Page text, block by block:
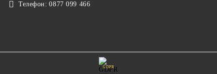
Телефон: 0877 099 466
GDPR